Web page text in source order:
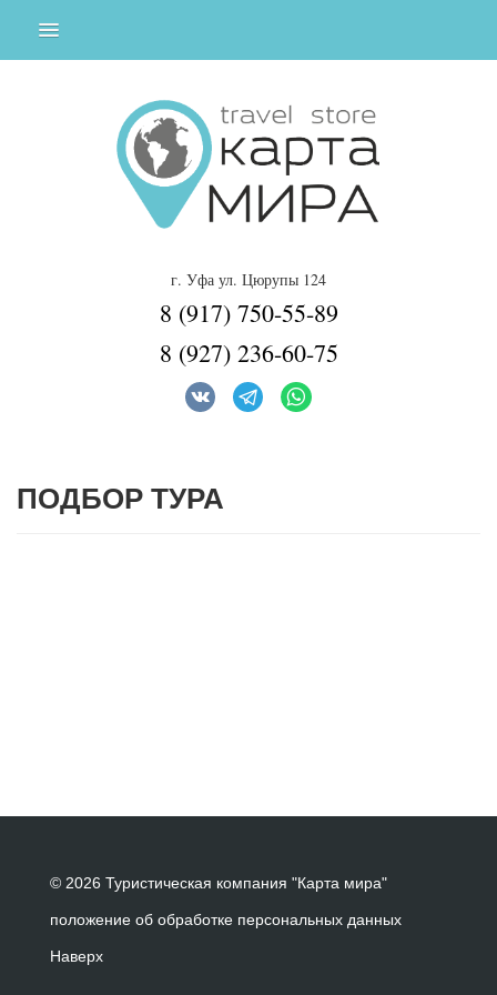
г. Уфа ул. Цюрупы 124
8 (917) 750-55-89
8 (927) 236-60-75
ПОДБОР ТУРА
© 2026 Туристическая компания "Карта мира"
положение об обработке персональных данных
Наверх